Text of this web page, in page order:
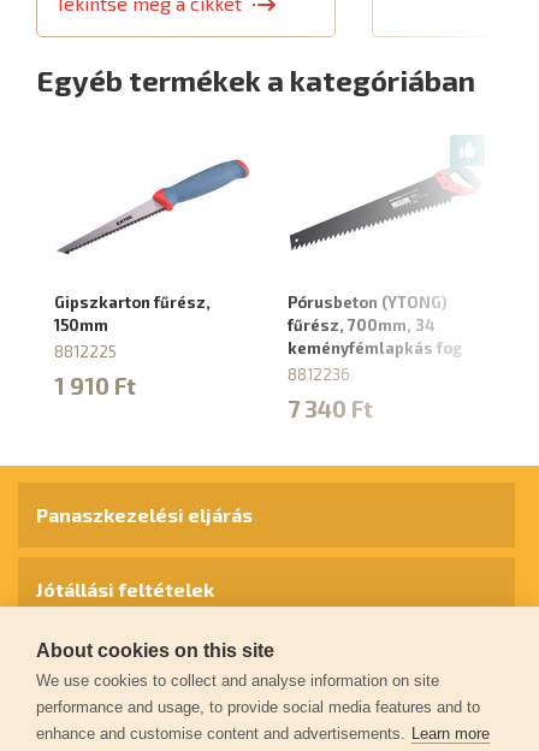
Egyéb termékek a kategóriában
Gipszkarton fűrész,
150mm
8812225
1 910 Ft
Pórusbeton (YTONG)
fűrész, 700mm, 34
keményfémlapkás fog
8812236
7 340 Ft
Panaszkezelési eljárás
Jótállási feltételek
Személyes adatok védelme
Kapcsolat
About cookies on this site
We use cookies to collect and analyse information on site
performance and usage, to provide social media features and to
enhance and customise content and advertisements. Learn more